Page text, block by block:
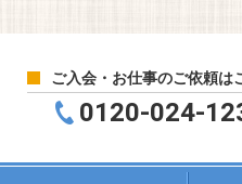
ご入会・お仕事のご依頼は
0120-024-